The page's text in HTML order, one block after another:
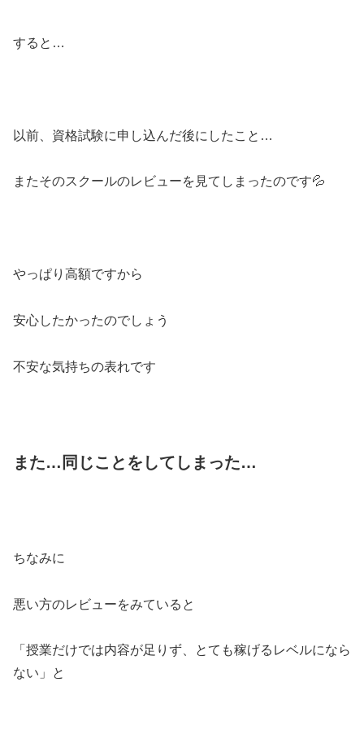
すると…
以前、資格試験に申し込んだ後にしたこと…
またそのスクールのレビューを見てしまったのです💦
やっぱり高額ですから
安心したかったのでしょう
不安な気持ちの表れです
また…同じことをしてしまった…
ちなみに
悪い方のレビューをみていると
「授業だけでは内容が足りず、とても稼げるレベルになら
ない」と